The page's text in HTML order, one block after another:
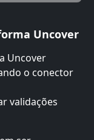
Uncover
Uncover
o conector
validações